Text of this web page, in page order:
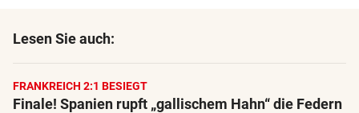
Lesen Sie auch:
FRANKREICH 2:1 BESIEGT
Finale! Spanien rupft „gallischem Hahn“ die Federn